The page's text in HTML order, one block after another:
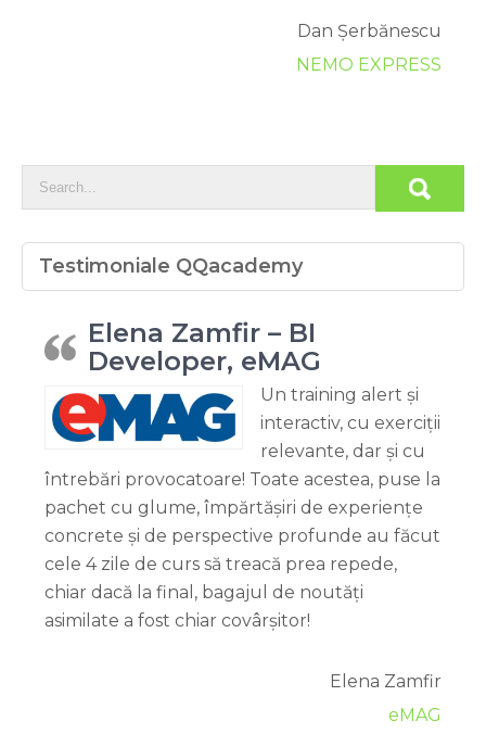
Dan Șerbănescu
NEMO EXPRESS
Testimoniale QQacademy
Elena Zamfir – BI
Developer, eMAG
Un training alert și
interactiv, cu exerciții
relevante, dar și cu
întrebări provocatoare! Toate acestea, puse la
pachet cu glume, împărtășiri de experiențe
concrete și de perspective profunde au făcut
cele 4 zile de curs să treacă prea repede,
chiar dacă la final, bagajul de noutăți
asimilate a fost chiar covârșitor!
Elena Zamfir
eMAG